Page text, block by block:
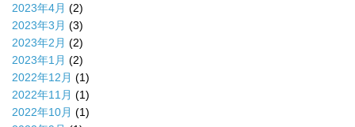
2023年4月 (2)
2023年3月 (3)
2023年2月 (2)
2023年1月 (2)
2022年12月 (1)
2022年11月 (1)
2022年10月 (1)